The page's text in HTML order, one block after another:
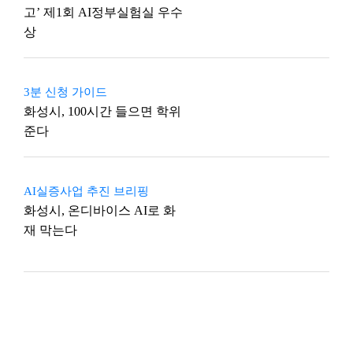
고’ 제1회 AI정부실험실 우수
상
3분 신청 가이드
화성시, 100시간 들으면 학위
준다
AI실증사업 추진 브리핑
화성시, 온디바이스 AI로 화
재 막는다